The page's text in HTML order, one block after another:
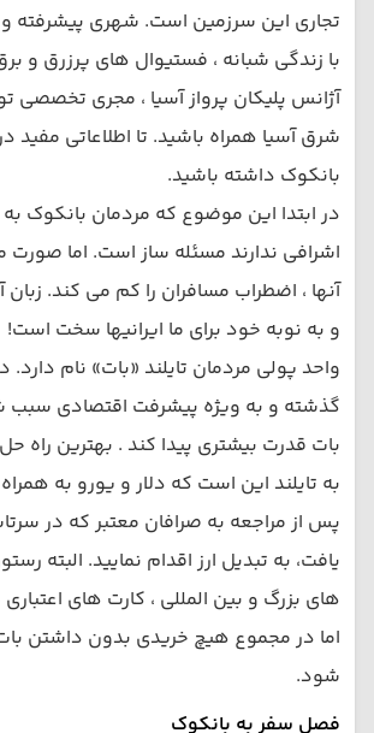
تجاری این سرزمین است. شهری
با زندگی شبانه ، فستیوال های پرزرق و
آژانس پلیکان پرواز آسیا ، مجری تخصصی
شرق آسیا همراه باشید. تا اطلاعاتی مفید
بانکوک داشته باشید.
در ابتدا این موضوع که مردمان بانکوک
اشرافی ندارند مسئله ساز است. اما
آنها ، اضطراب مسافران را کم می کند. زبان
و به نوبه خود برای ما ایرانیها سخت است!
واحد پولی مردمان تایلند «بات» نام دارد.
گذشته و به ویژه پیشرفت اقتصادی
بات قدرت بیشتری پیدا کند . بهترین راه
به تایلند این است که دلار و یورو به
پس از مراجعه به صرافان معتبر که در
یافت، به تبدیل ارز اقدام نمایید. البته
های بزرگ و بین المللی ، کارت های
اما در مجموع هیچ خریدی بدون داشتن
شود.
فصل سفر به بانکوک